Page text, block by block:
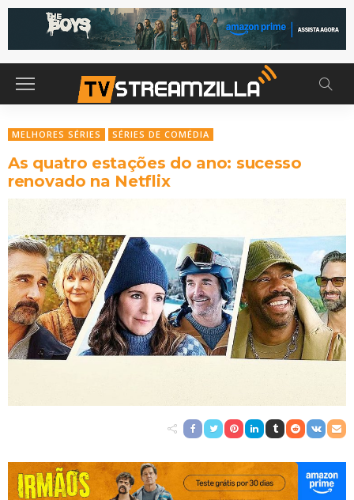
MELHORES SÉRIES SÉRIES DE COMÉDIA
As quatro estações do ano: sucesso
renovado na Netflix